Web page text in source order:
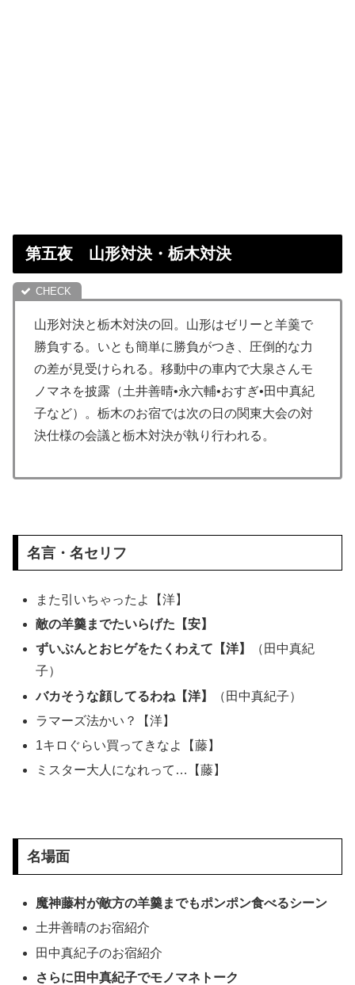
第五夜 山形対決・栃木対決
山形対決と栃木対決の回。山形はゼリーと羊羹で
勝負する。いとも簡単に勝負がつき、圧倒的な力
の差が見受けられる。移動中の車内で大泉さんモ
ノマネを披露（土井善晴•永六輔•おすぎ•田中真紀
子など）。栃木のお宿では次の日の関東大会の対
決仕様の会議と栃木対決が執り行われる。
名言・名セリフ
また引いちゃったよ【洋】
敵の羊羹までたいらげた【安】
ずいぶんとおヒゲをたくわえて【洋】
（田中真紀
子）
バカそうな顔してるわね【洋】
（田中真紀子）
ラマーズ法かい？【洋】
1キロぐらい買ってきなよ【藤】
ミスター大人になれって…【藤】
名場面
魔神藤村が敵方の羊羹までもポンポン食べるシーン
土井善晴のお宿紹介
田中真紀子のお宿紹介
さらに田中真紀子でモノマネトーク